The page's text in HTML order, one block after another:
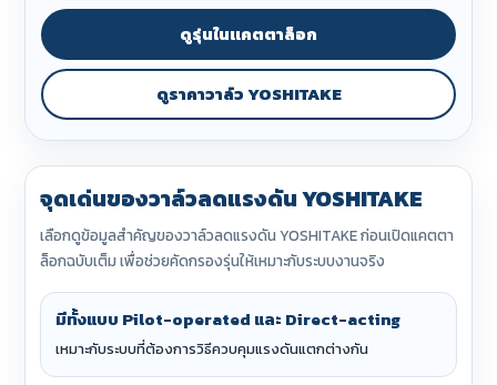
ดูรุ่นในแคตตาล็อก
ดูราคาวาล์ว YOSHITAKE
จุดเด่นของวาล์วลดแรงดัน YOSHITAKE
เลือกดูข้อมูลสำคัญของวาล์วลดแรงดัน YOSHITAKE ก่อนเปิดแคตตา
ล็อกฉบับเต็ม เพื่อช่วยคัดกรองรุ่นให้เหมาะกับระบบงานจริง
มีทั้งแบบ Pilot-operated และ Direct-acting
เหมาะกับระบบที่ต้องการวิธีควบคุมแรงดันแตกต่างกัน